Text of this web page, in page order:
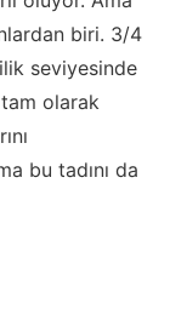
biri. 3/4
seviyesinde
olarak
bu tadını da